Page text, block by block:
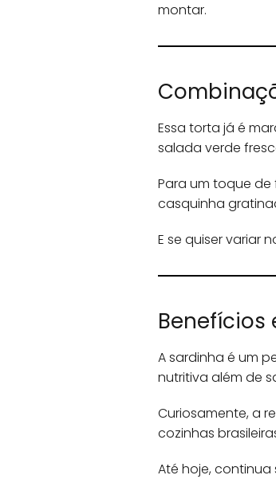
montar.
Essa torta já é
salada verde
Para um toque
casquinha
E se quiser variar
Benefícios
A sardinha é um
nutritiva além de
Curiosamente, a
cozinhas
Até hoje,